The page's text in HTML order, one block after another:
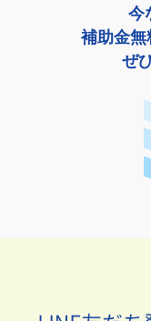
今
補助金無
ぜ